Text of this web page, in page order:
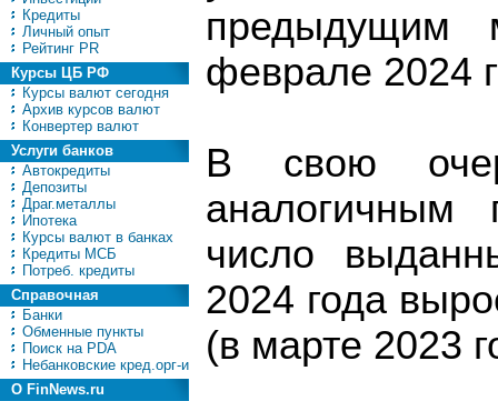
Кредиты
Личный опыт
Рейтинг PR
Курсы ЦБ РФ
Курсы валют сегодня
Архив курсов валют
Конвертер валют
Услуги банков
Автокредиты
Депозиты
Драг.металлы
Ипотека
Курсы валют в банках
Кредиты МСБ
Потреб. кредиты
Справочная
Банки
Обменные пункты
Поиск на PDA
Небанковские кред.орг-и
О FinNews.ru
феврале 2024
В свою
аналогичным
число
2024 года
(в марте 2023